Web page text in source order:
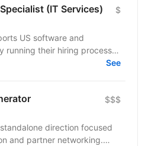
(IT Services) $
US software and
running their hiring process.
leadership teams to defineSee
$$$
direction focused
and partner networking.